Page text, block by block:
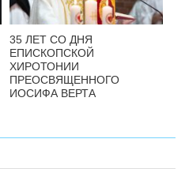
35 ЛЕТ СО ДНЯ
ЕПИСКОПСКОЙ
ХИРОТОНИИ
ПРЕОСВЯЩЕННОГО
ИОСИФА ВЕРТА